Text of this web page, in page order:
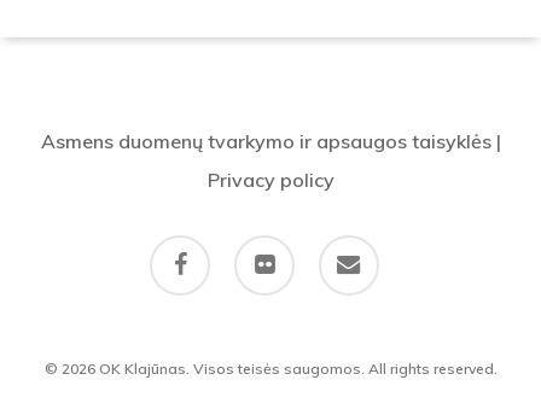
Asmens duomenų tvarkymo ir apsaugos taisyklės|
Privacy policy
facebook flickr email
© 2026 OK Klajūnas. Visos teisės saugomos. All rights reserved.